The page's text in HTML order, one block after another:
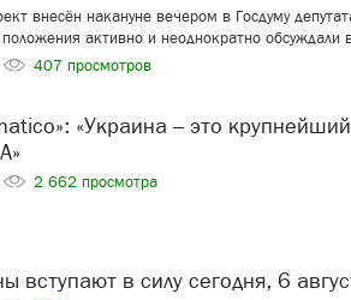
внесён накануне вечером в Госдуму
активно и неоднократно обсуждали
407 просмотров
2 662 просмотра
вступают в силу сегодня, 6